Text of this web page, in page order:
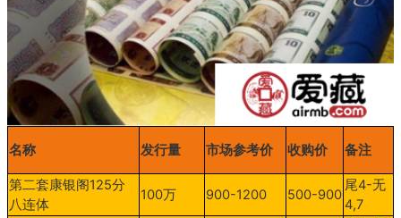
名称 发行量 市场参考价 收购价 备注
第二套康银阁125分
八连体
100万 900-1200 500-900
尾4-无
4,7